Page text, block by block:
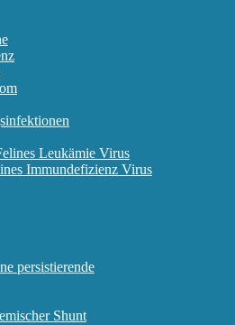
Leukämie Virus
Immundefizienz Virus
persistierende
Shunt